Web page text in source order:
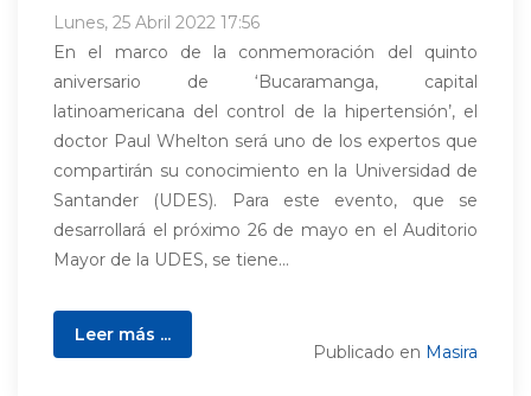
Lunes, 25 Abril 2022 17:56
En el marco de la conmemoración del quinto
aniversario de ‘Bucaramanga, capital
latinoamericana del control de la hipertensión’, el
doctor Paul Whelton será uno de los expertos que
compartirán su conocimiento en la Universidad de
Santander (UDES). Para este evento, que se
desarrollará el próximo 26 de mayo en el Auditorio
Mayor de la UDES, se tiene...
Leer más ...
Publicado en Masira